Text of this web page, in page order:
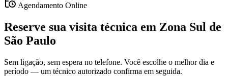
Agendamento Online
Reserve sua visita técnica em Zona Sul de
São Paulo
Sem ligação, sem espera no telefone. Você escolhe o melhor dia e
período — um técnico autorizado confirma em seguida.